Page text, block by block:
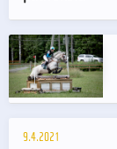
9.4.2021